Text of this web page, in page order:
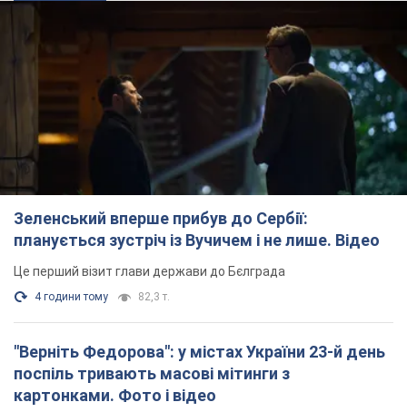
Зеленський вперше прибув до Сербії:
планується зустріч із Вучичем і не лише. Відео
Це перший візит глави держави до Бєлграда
4 години тому 82,3 т.
"Верніть Федорова": у містах України 23-й день
поспіль тривають масові мітинги з
картонками. Фото і відео
Учасники акцій продовжують серію щоденних протестів
4 години тому 2,3 т.
Сенат США схвалив законопроєкт Грема про
санкції проти Росії: що далі
Документ передбачає нові економічні обмеження
4 години тому 4,8 т.